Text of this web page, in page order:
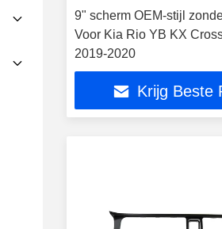
9" scherm OEM-stijl
Voor Kia Rio YB KX
2019-2020
Krijg Beste